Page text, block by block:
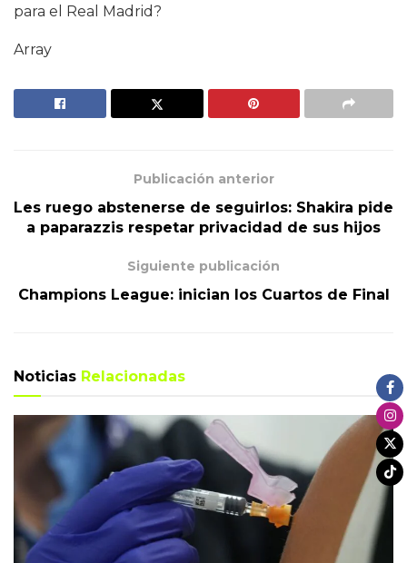
para el Real Madrid?
Array
Publicación anterior
Les ruego abstenerse de seguirlos: Shakira pide
a paparazzis respetar privacidad de sus hijos
Siguiente publicación
Champions League: inician los Cuartos de Final
Noticias Relacionadas